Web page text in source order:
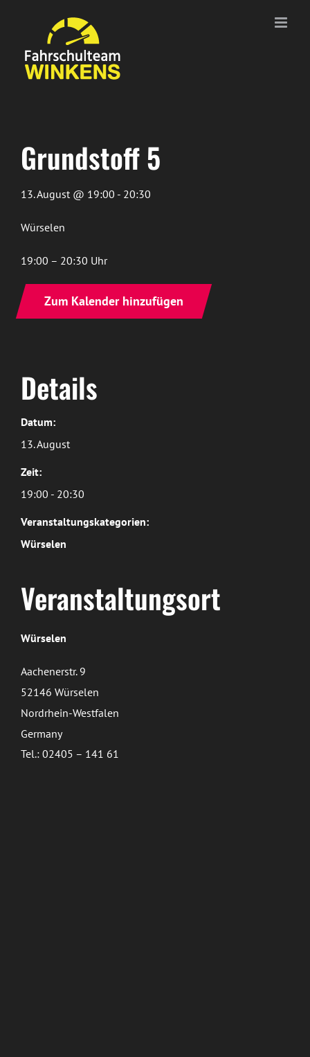
springen
Grundstoff 5
13. August @ 19:00 - 20:30
Würselen
19:00 – 20:30 Uhr
Zum Kalender hinzufügen
Details
Datum:
13. August
Zeit:
19:00 - 20:30
Veranstaltungskategorien:
Würselen
Veranstaltungsort
Würselen
Aachenerstr. 9
52146 Würselen
Nordrhein-Westfalen
Germany
Tel.: 02405 – 141 61